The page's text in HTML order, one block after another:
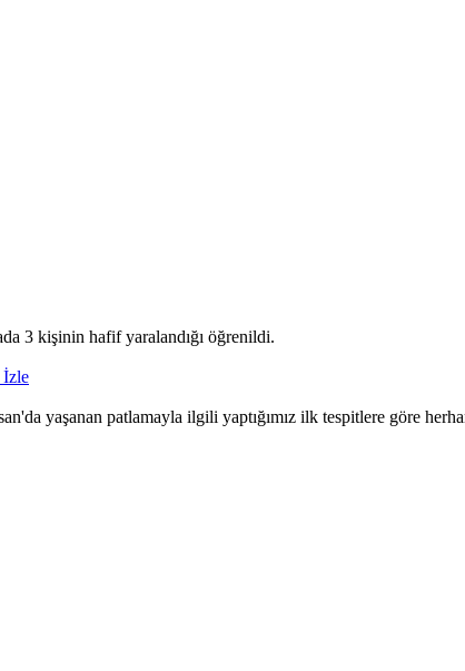
3 kişinin hafif yaralandığı öğrenildi.
İzle
yaşanan patlamayla ilgili yaptığımız ilk tespitlere göre